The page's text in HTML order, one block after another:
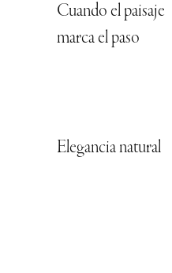
Cuando el paisaje
marca el paso
Elegancia natural